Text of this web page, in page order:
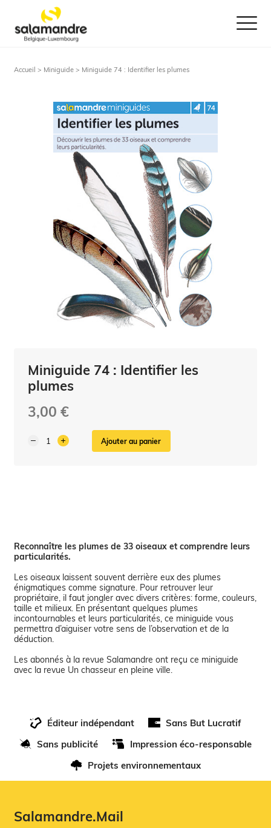
Ouvrir le
Accueil > Miniguide > Miniguide 74 : Identifier les plumes
Miniguide 74 : Identifier les
plumes
3,00 €
Ajouter au panier
Reconnaître les plumes de 33 oiseaux et comprendre leurs
particularités.
Les oiseaux laissent souvent derrière eux des plumes
énigmatiques comme signature. Pour retrouver leur
propriétaire, il faut jongler avec divers critères: forme, couleurs,
taille et milieux. En présentant quelques plumes
incontournables et leurs particularités, ce miniguide vous
permettra d’aiguiser votre sens de l’observation et de la
déduction.
Les abonnés à la revue Salamandre ont reçu ce miniguide
Éditeur indépendant
Sans But Lucratif
Sans publicité
Impression éco-responsable
Projets environnementaux
Salamandre.Mail